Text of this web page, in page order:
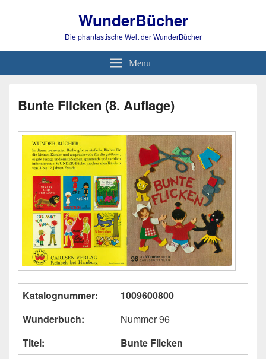
WunderBücher
Die phantastische Welt der WunderBücher
Menu
Bunte Flicken (8. Auflage)
Katalognummer:
1009600800
Wunderbuch:
Nummer 96
Titel:
Bunte Flicken